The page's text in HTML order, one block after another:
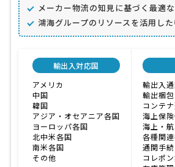
メーカー物流の知見に基づく最適
鴻海グループのリソースを活用し
輸出入対応国
アメリカ
中国
韓国
アジア・オセアニア各国
ヨーロッパ各国
北中米各国
南米各国
その他
輸出入
輸出梱包
コンテ
海上保
海上・
各種関
通関手続
コレポ